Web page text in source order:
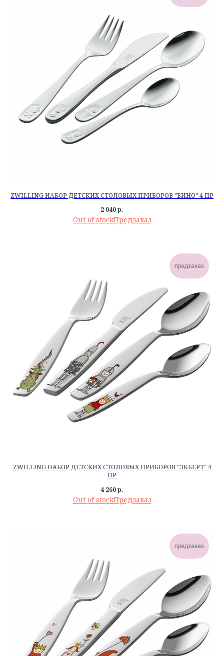
ZWILLING НАБОР ДЕТСКИХ СТОЛОВЫХ ПРИБОРОВ "БИНО" 4 ПР
2 040р.
Out of stock
предзаказ
ZWILLING НАБОР ДЕТСКИХ СТОЛОВЫХ ПРИБОРОВ "ЭКБЕРТ" 4
ПР
4 260р.
Out of stock
предзаказ